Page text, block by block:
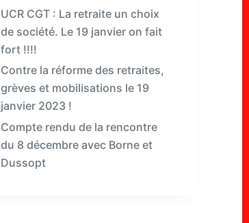
UCR CGT : La retraite un choix
de société. Le 19 janvier on fait
fort !!!!
Contre la réforme des retraites,
grèves et mobilisations le 19
janvier 2023 !
Compte rendu de la rencontre
du 8 décembre avec Borne et
Dussopt